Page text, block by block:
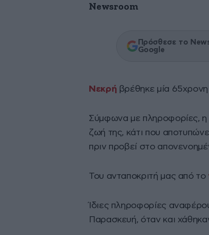
Newsroom
Πρόσθεσε το
Google
Νεκρή βρέθηκε μία
Σύμφωνα με πληροφορίες, η
ζωή της, κάτι που
πριν προβεί στο
Του ανταποκριτή μας από το
Ίδιες πληροφορίες
Παρασκευή, όταν και